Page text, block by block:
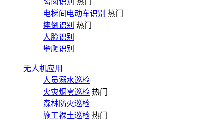
电梯间电动车识别 热门
摔倒识别 热门
人脸识别
攀爬识别
无人机应用
人员溺水巡检
火灾烟雾巡检 热门
森林防火巡检
施工裸土巡检 热门